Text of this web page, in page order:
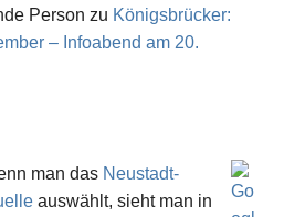
Person zu Königsbrücker:
– Infoabend am 20.
man das Neustadt-
auswählt, sieht man in